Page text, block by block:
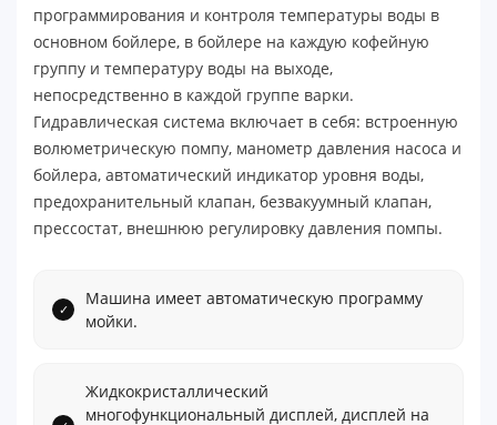
программирования и контроля температуры воды в
основном бойлере, в бойлере на каждую кофейную
группу и температуру воды на выходе,
непосредственно в каждой группе варки.
Гидравлическая система включает в себя: встроенную
волюметрическую помпу, манометр давления насоса и
бойлера, автоматический индикатор уровня воды,
предохранительный клапан, безвакуумный клапан,
прессостат, внешнюю регулировку давления помпы.
Машина имеет автоматическую программу
мойки.
Жидкокристаллический
многофункциональный дисплей, дисплей на